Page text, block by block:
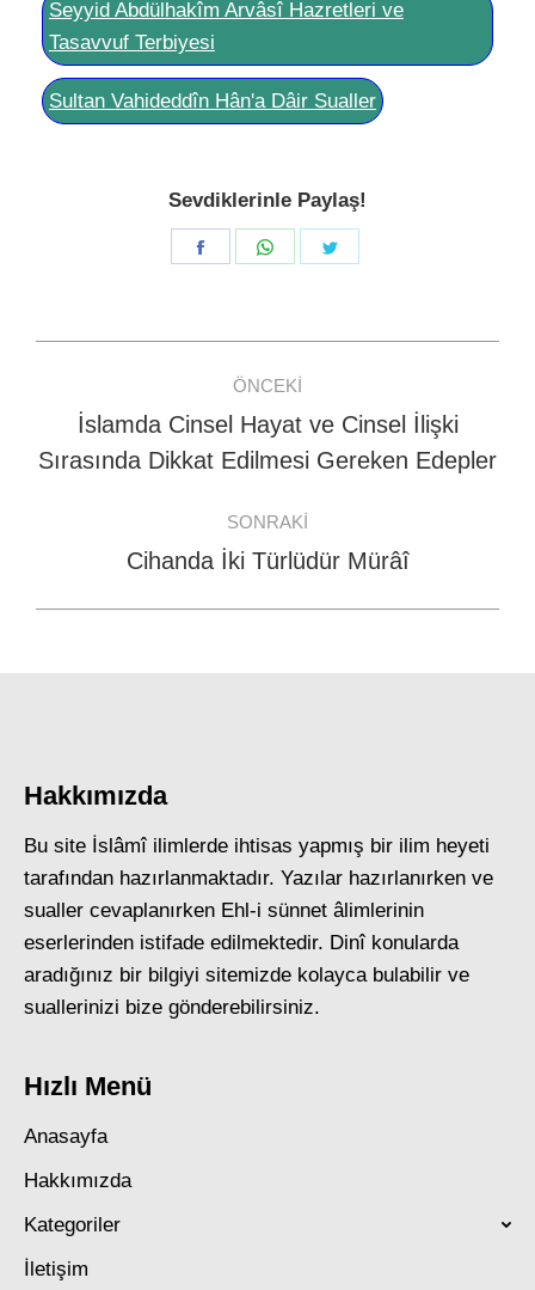
Seyyid Abdülhakîm Arvâsî Hazretleri ve
Tasavvuf Terbiyesi
Sultan Vahideddîn Hân'a Dâir Sualler
Sevdiklerinle Paylaş!
Share
Share
navigation
ÖNCEKI
Previous
post:
İslamda Cinsel Hayat ve Cinsel İlişki
Sırasında Dikkat Edilmesi Gereken Edepler
SONRAKI
Next
Cihanda İki Türlüdür Mürâî
Hakkımızda
Bu site İslâmî ilimlerde ihtisas yapmış bir ilim heyeti
tarafından hazırlanmaktadır. Yazılar hazırlanırken ve
sualler cevaplanırken Ehl-i sünnet âlimlerinin
eserlerinden istifade edilmektedir. Dinî konularda
aradığınız bir bilgiyi sitemizde kolayca bulabilir ve
suallerinizi bize gönderebilirsiniz.
Hızlı Menü
Anasayfa
Hakkımızda
Kategoriler
İletişim